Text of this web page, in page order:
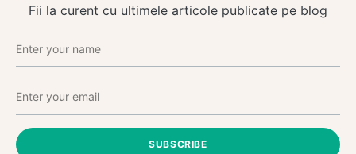
Fii la curent cu ultimele articole publicate pe blog
SUBSCRIBE